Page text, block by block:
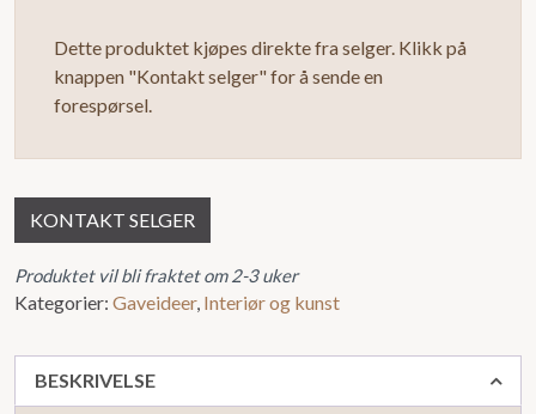
Dette produktet kjøpes direkte fra selger. Klikk på
knappen "Kontakt selger" for å sende en
forespørsel.
KONTAKT SELGER
Produktet vil bli fraktet om 2-3 uker
Kategorier: Gaveideer, Interiør og kunst
BESKRIVELSE